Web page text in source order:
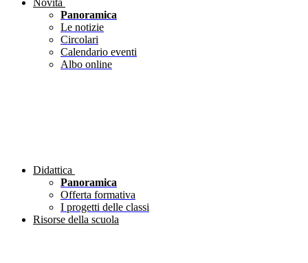
Novità
Panoramica
Le notizie
Circolari
Calendario eventi
Albo online
Didattica
Panoramica
Offerta formativa
I progetti delle classi
Risorse della scuola